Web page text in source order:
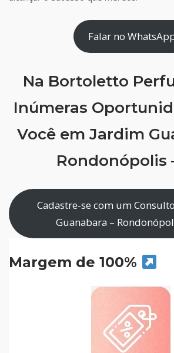
Falar no
Na Bortoletto
Inúmeras
Você em Jardim
Rondonópolis
Cadastre-se com um
Guanabara –
Margem de 100%